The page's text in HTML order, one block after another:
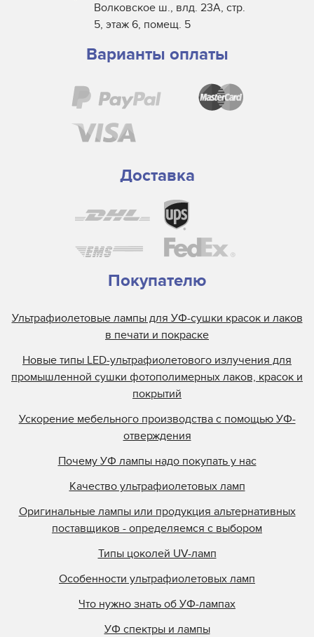
Волковское ш., влд. 23А, стр.
5, этаж 6, помещ. 5
Варианты оплаты
Доставка
Покупателю
Ультрафиолетовые лампы для УФ-сушки красок и лаков
в печати и покраске
Новые типы LED-ультрафиолетового излучения для
промышленной сушки фотополимерных лаков, красок и
покрытий
Ускорение мебельного производства с помощью УФ-
отверждения
Почему УФ лампы надо покупать у нас
Качество ультрафиолетовых ламп
Оригинальные лампы или продукция альтернативных
поставщиков - определяемся с выбором
Типы цоколей UV-ламп
Особенности ультрафиолетовых ламп
Что нужно знать об УФ-лампах
УФ спектры и лампы